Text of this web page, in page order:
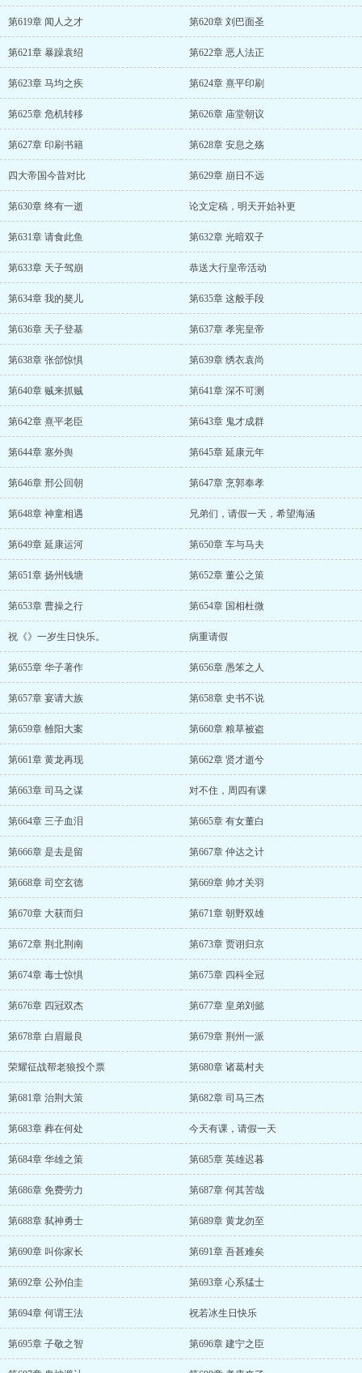
第619章 闻人之才 第620章 刘巴面圣
第621章 暴躁袁绍 第622章 恶人法正
第623章 马均之疾 第624章 熹平印刷
第625章 危机转移 第626章 庙堂朝议
第627章 印刷书籍 第628章 安息之殇
四大帝国今昔对比 第629章 崩日不远
第630章 终有一逝 论文定稿，明天开始补更
第631章 请食此鱼 第632章 光暗双子
第633章 天子驾崩 恭送大行皇帝活动
第634章 我的獒儿 第635章 这般手段
第636章 天子登基 第637章 孝宪皇帝
第638章 张郃惊惧 第639章 绣衣袁尚
第640章 贼来抓贼 第641章 深不可测
第642章 熹平老臣 第643章 鬼才成群
第644章 塞外舆 第645章 延康元年
第646章 邢公回朝 第647章 烹郭奉孝
第648章 神童相遇 兄弟们，请假一天，希望海涵
第649章 延康运河 第650章 车与马夫
第651章 扬州钱塘 第652章 董公之策
第653章 曹操之行 第654章 国相杜微
祝《》一岁生日快乐。 病重请假
第655章 华子著作 第656章 愚笨之人
第657章 宴请大族 第658章 史书不说
第659章 雒阳大案 第660章 粮草被盗
第661章 黄龙再现 第662章 贤才逝兮
第663章 司马之谋 对不住，周四有课
第664章 三子血泪 第665章 有女董白
第666章 是去是留 第667章 仲达之计
第668章 司空玄德 第669章 帅才关羽
第670章 大获而归 第671章 朝野双雄
第672章 荆北荆南 第673章 贾诩归京
第674章 毒士惊惧 第675章 四科全冠
第676章 四冠双杰 第677章 皇弟刘懿
第678章 白眉最良 第679章 荆州一派
荣耀征战帮老狼投个票 第680章 诸葛村夫
第681章 治荆大策 第682章 司马三杰
第683章 葬在何处 今天有课，请假一天
第684章 华雄之策 第685章 英雄迟暮
第686章 免费劳力 第687章 何其苦哉
第688章 弑神勇士 第689章 黄龙勿至
第690章 叫你家长 第691章 吾甚难矣
第692章 公孙伯圭 第693章 心系猛士
第694章 何谓王法 祝若冰生日快乐
第695章 子敬之智 第696章 建宁之臣